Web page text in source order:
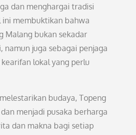
dan menghargai tradisi
ini membuktikan bahwa
Malang bukan sekadar
namun juga sebagai penjaga
lokal yang perlu
budaya, Topeng
menjadi pusaka berharga
dan makna bagi setiap